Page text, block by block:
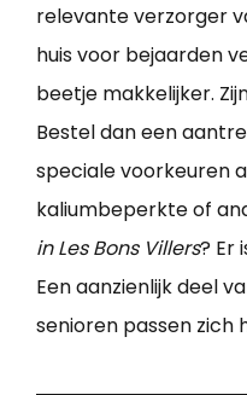
relevante verzorger
huis voor bejaarden
beetje makkelijker.
Bestel dan een
speciale voorkeuren
kaliumbeperkte of
in Les Bons Villers? Er
Een aanzienlijk deel
senioren passen zich